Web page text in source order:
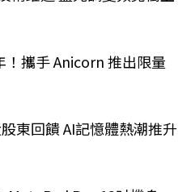
！攜手 Anicorn 推出限量
東回饋 AI記憶體熱潮推升